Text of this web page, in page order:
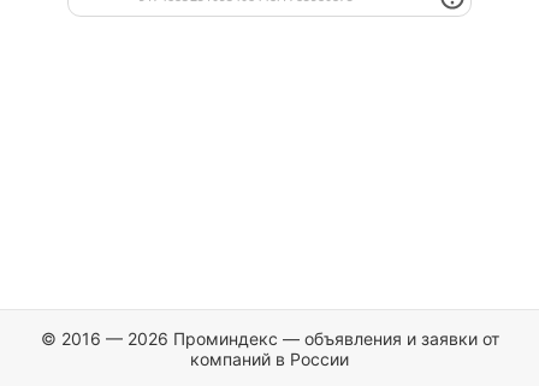
© 2016 — 2026 Проминдекс — объявления и заявки от
компаний в России